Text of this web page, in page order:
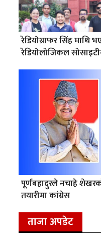
रेडियोग्राफर सिंह माथि
रेडियोलोजिकल
पूर्णबहादुरले नचाहे
तयारीमा कांग्रेस
ताजा अपडेट